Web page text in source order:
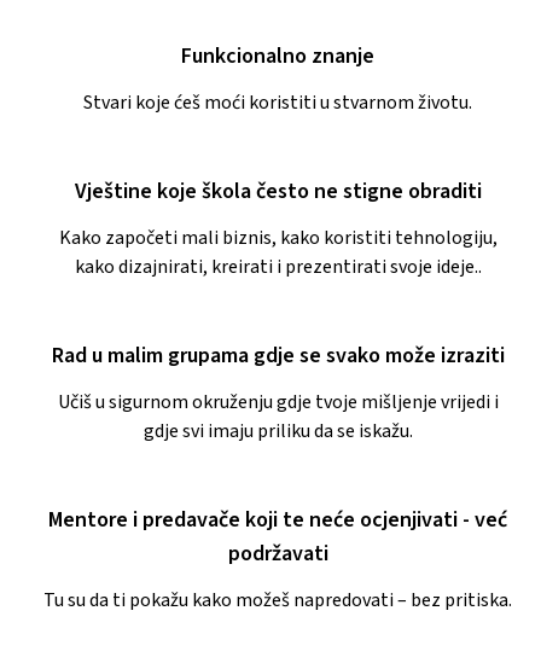
Funkcionalno znanje
Stvari koje ćeš moći koristiti u stvarnom životu.
Vještine koje škola često ne stigne obraditi
Kako započeti mali biznis, kako koristiti tehnologiju,
kako dizajnirati, kreirati i prezentirati svoje ideje..
Rad u malim grupama gdje se svako može izraziti
Učiš u sigurnom okruženju gdje tvoje mišljenje vrijedi i
gdje svi imaju priliku da se iskažu.
Mentore i predavače koji te neće ocjenjivati - već
podržavati
Tu su da ti pokažu kako možeš napredovati – bez pritiska.